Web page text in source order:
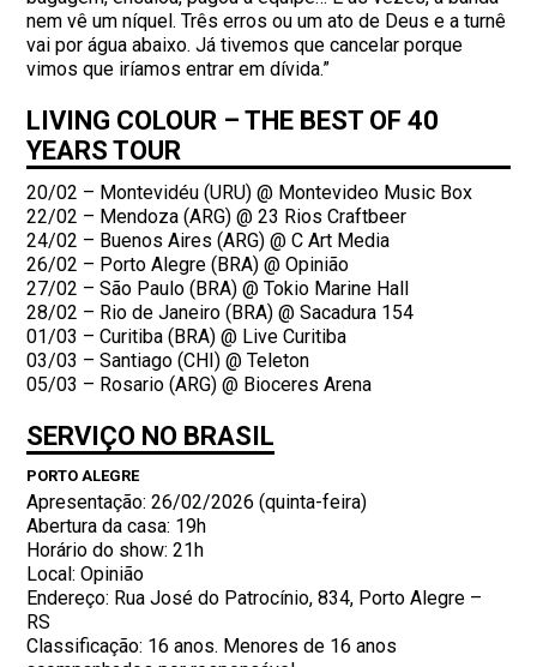
nem vê um níquel. Três erros ou um ato de Deus e a turnê
vai por água abaixo. Já tivemos que cancelar porque
vimos que iríamos entrar em dívida.”
LIVING COLOUR – THE BEST OF 40
YEARS TOUR
20/02 – Montevidéu (URU) @ Montevideo Music Box
22/02 – Mendoza (ARG) @ 23 Rios Craftbeer
24/02 – Buenos Aires (ARG) @ C Art Media
26/02 – Porto Alegre (BRA) @ Opinião
27/02 – São Paulo (BRA) @ Tokio Marine Hall
28/02 – Rio de Janeiro (BRA) @ Sacadura 154
01/03 – Curitiba (BRA) @ Live Curitiba
03/03 – Santiago (CHI) @ Teleton
05/03 – Rosario (ARG) @ Bioceres Arena
SERVIÇO NO BRASIL
PORTO ALEGRE
Apresentação: 26/02/2026 (quinta-feira)
Abertura da casa: 19h
Horário do show: 21h
Local: Opinião
Endereço: Rua José do Patrocínio, 834, Porto Alegre –
RS
Classificação: 16 anos. Menores de 16 anos